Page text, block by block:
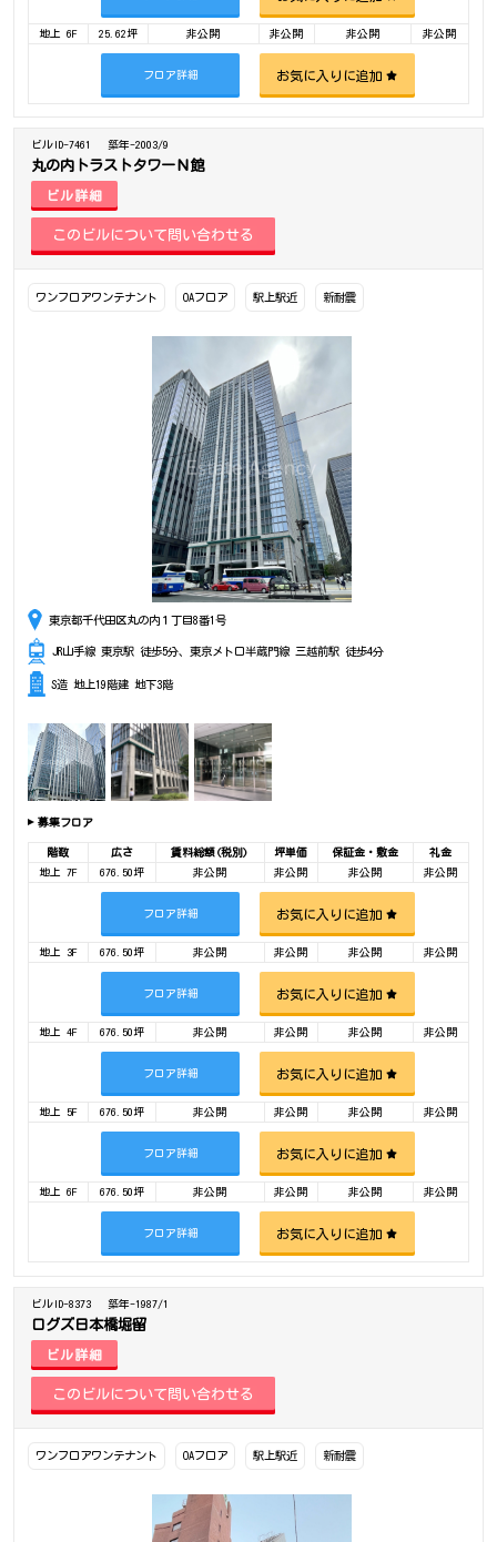
地上 6F 25.62坪 非公開 非公開 非公開 非公開
フロア詳細 お気に入りに追加
ビルID-7461 築年-2003/9
丸の内トラストタワーＮ館
ビル詳細
ワンフロアワンテナント OAフロア 駅上駅近 新耐震
東京都千代田区丸の内１丁目8番1号
JR山手線 東京駅 徒歩5分、東京メトロ半蔵門線 三越前駅 徒歩4分
S造 地上19階建 地下3階
募集フロア
階数 広さ 賃料総額(税別) 坪単価 保証金・敷金
礼金
地上 7F
676.50坪 非公開 非公開 非公開 非公開
フロア詳細 お気に入りに追加
地上 3F 676.50坪 非公開 非公開 非公開 非公開
フロア詳細 お気に入りに追加
地上 4F 676.50坪 非公開 非公開 非公開 非公開
フロア詳細 お気に入りに追加
地上 5F 676.50坪 非公開 非公開 非公開 非公開
フロア詳細 お気に入りに追加
地上 6F 676.50坪 非公開 非公開 非公開 非公開
フロア詳細 お気に入りに追加
ビルID-8373 築年-1987/1
ログズ日本橋堀留
ビル詳細
ワンフロアワンテナント OAフロア 駅上駅近 新耐震